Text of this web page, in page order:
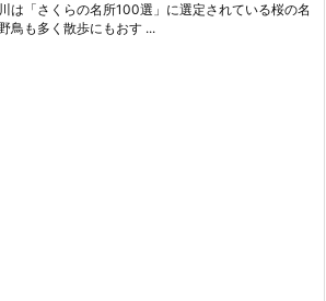
は「さくらの名所100選」に選定されている桜の名
鳥も多く散歩にもおす ...